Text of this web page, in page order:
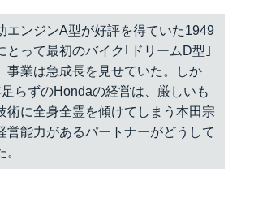
エンジンA型が好評を得ていた1949
とって最初のバイク｢ドリームD型｣
事業は急成長を見せていた。しか
らずのHondaの経営は、厳しいも
術に全身全霊を傾けてしまう本田宗
営能力があるパートナーがどうして